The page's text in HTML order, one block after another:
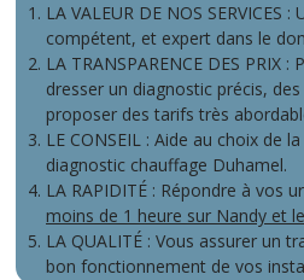
LA VALEUR DE NOS SERVICES
compétent, et expert dans le
LA TRANSPARENCE DES PRIX
dresser un diagnostic précis,
proposer des tarifs très
LE CONSEIL : Aide au choix de
diagnostic chauffage Duhamel.
LA RAPIDITÉ : Répondre à vos
moins de 1 heure sur Nandy et
LA QUALITÉ : Vous assurer un
bon fonctionnement de vos